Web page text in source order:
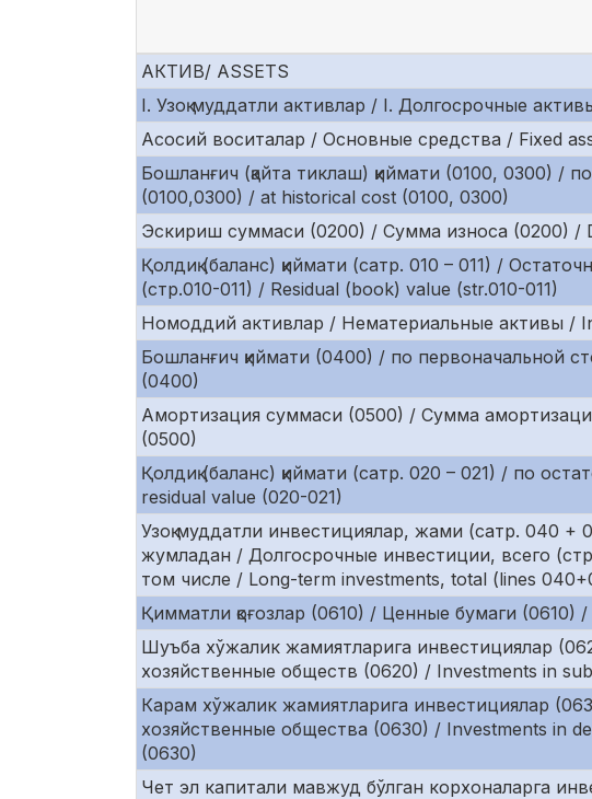
АКТИВ/ ASSETS
I. Узоқ муддатли активлар / I. Долгосрочные
Асосий воситалар / Основные средства / Fixed
Бошланғич (қайта тиклаш) қиймати (0100, 0300) /
(0100,0300) / at historical cost (0100, 0300)
Эскириш суммаси (0200) / Сумма износа (0200) /
Қолдиқ (баланс) қиймати (сатр. 010 – 011) /
(стр.010-011) / Residual (book) value (str.010-011)
Номоддий активлар / Нематериальные активы /
Бошланғич қиймати (0400) / по первоначальной
(0400)
Амортизация суммаси (0500) / Сумма
(0500)
Қолдиқ (баланс) қиймати (сатр. 020 – 021) / по
residual value (020-021)
Узоқ муддатли инвестициялар, жами (сатр. 040
жумладан / Долгосрочные инвестиции, всего
том числе / Long-term investments, total (lines
Қимматли қоғозлар (0610) / Ценные бумаги (0610)
Шуъба хўжалик жамиятларига инвестициялар
хозяйственные обществ (0620) / Investments in
Карам хўжалик жамиятларига инвестициялар
хозяйственные общества (0630) / Investments in
(0630)
Чет эл капитали мавжуд бўлган корхоналарга